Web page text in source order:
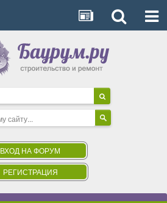
ВХОД НА ФОРУМ
РЕГИСТРАЦИЯ